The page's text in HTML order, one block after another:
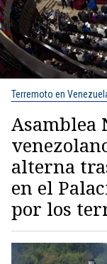
Terremoto en
Asamblea
alterna
en el
por los